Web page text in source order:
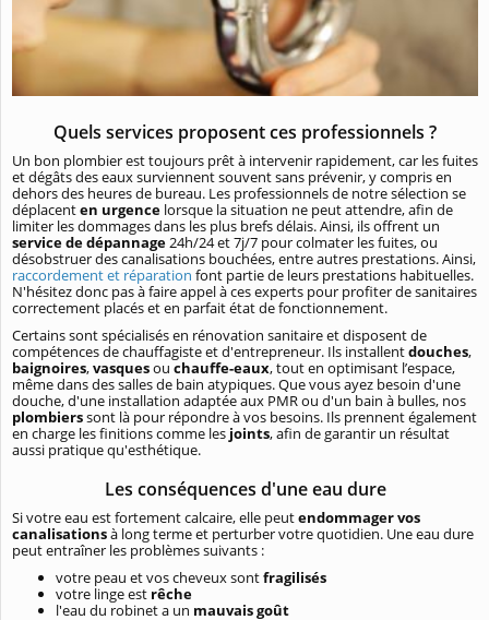
Quels services proposent ces professionnels ?
Un bon plombier est toujours prêt à intervenir rapidement, car les fuites
et dégâts des eaux surviennent souvent sans prévenir, y compris en
dehors des heures de bureau. Les professionnels de notre sélection se
déplacenten urgence lorsque la situation ne peut attendre, afin de
limiter les dommages dans les plus brefs délais. Ainsi, ils offrent un
service de dépannage24h/24 et 7j/7 pour colmater les fuites, ou
désobstruer des canalisations bouchées, entre autres prestations. Ainsi,
raccordement et réparation font partie de leurs prestations habituelles.
N'hésitez donc pas à faire appel à ces experts pour profiter de sanitaires
correctement placés et en parfait état de fonctionnement.
Certains sont spécialisés en rénovation sanitaire et disposent de
compétences de chauffagiste et d'entrepreneur. Ils installentdouches,
baignoires,vasquesou chauffe-eaux, tout en optimisant l’espace,
même dans des salles de bain atypiques. Que vous ayez besoin d'une
douche, d'une installation adaptée aux PMR ou d'un bain à bulles, nos
plombierssont là pour répondre à vos besoins. Ils prennent également
en charge les finitions comme les joints, afin de garantir un résultat
aussi pratique qu'esthétique.
Les conséquences d'une eau dure
Si votre eau est fortement calcaire, elle peutendommager vos
canalisationsà long terme et perturber votre quotidien. Une eau dure
peut entraîner les problèmes suivants :
votre peau et vos cheveux sontfragilisés
votre linge est rêche
l'eau du robinet a un mauvais goût